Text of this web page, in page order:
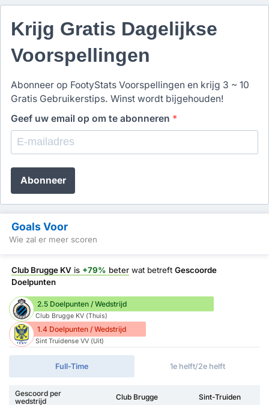
Krijg Gratis Dagelijkse
Voorspellingen
Abonneer op FootyStats Voorspellingen en krijg 3 ~ 10
Gratis Gebruikerstips. Winst wordt bijgehouden!
Geef uw email op om te abonneren *
Abonneer
Goals Voor
Wie zal er meer scoren
Club Brugge KV is +79% beter wat betreft Gescoorde
Doelpunten
2.5 Doelpunten / Wedstrijd
Club Brugge KV (Thuis)
1.4 Doelpunten / Wedstrijd
Sint Truidense VV (Uit)
Full-Time 1e helft/2e helft
Gescoord per
wedstrijd
Club Brugge Sint-Truiden